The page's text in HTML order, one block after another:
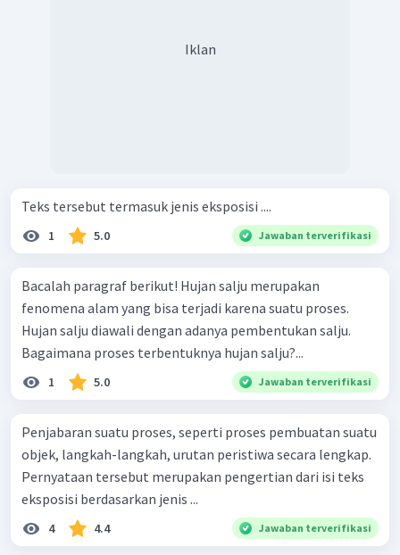
Dengan demikian, jawaban yang tepat adalah D.
Iklan
Teks tersebut termasuk jenis eksposisi ....
1 5.0 Jawaban terverifikasi
Bacalah paragraf berikut! Hujan salju merupakan
fenomena alam yang bisa terjadi karena suatu proses.
Hujan salju diawali dengan adanya pembentukan salju.
Bagaimana proses terbentuknya hujan salju?...
1 5.0 Jawaban terverifikasi
Penjabaran suatu proses, seperti proses pembuatan suatu
objek, langkah-langkah, urutan peristiwa secara lengkap.
Pernyataan tersebut merupakan pengertian dari isi teks
eksposisi berdasarkan jenis ...
4 4.4 Jawaban terverifikasi